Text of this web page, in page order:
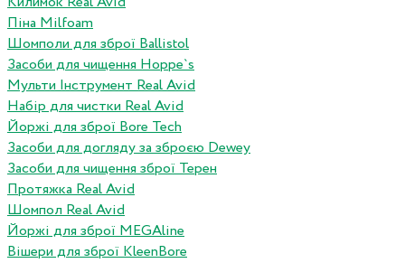
Піна Milfoam
Шомполи для зброї Ballistol
Засоби для чищення Hoppe`s
Мульти Інструмент Real Avid
Набір для чистки Real Avid
Йоржі для зброї Bore Tech
Засоби для догляду за зброєю Dewey
Засоби для чищення зброї Терен
Протяжка Real Avid
Шомпол Real Avid
Йоржі для зброї MEGAline
Вішери для зброї KleenBore